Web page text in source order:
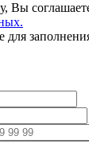
Вы
для